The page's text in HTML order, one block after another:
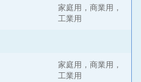
家庭用，商業用，
工業用
家庭用，商業用，
工業用